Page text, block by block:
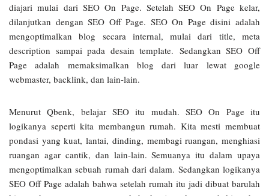
diajari mulai dari SEO On Page. Setelah SEO On Page kelar,
dilanjutkan dengan SEO Off Page. SEO On Page disini adalah
mengoptimalkan blog secara internal, mulai dari title, meta
description sampai pada desain template. Sedangkan SEO Off
Page adalah memaksimalkan blog dari luar lewat google
webmaster, backlink, dan lain-lain.
Menurut Qbenk, belajar SEO itu mudah. SEO On Page itu
logikanya seperti kita membangun rumah. Kita mesti membuat
pondasi yang kuat, lantai, dinding, membagi ruangan, menghiasi
ruangan agar cantik, dan lain-lain. Semuanya itu dalam upaya
mengoptimalkan sebuah rumah dari dalam. Sedangkan logikanya
SEO Off Page adalah bahwa setelah rumah itu jadi dibuat barulah